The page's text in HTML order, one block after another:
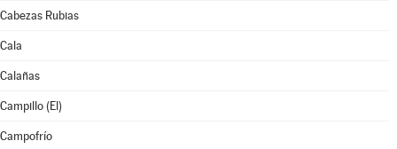
Cabezas Rubias
Cala
Calañas
Campillo (El)
Campofrío